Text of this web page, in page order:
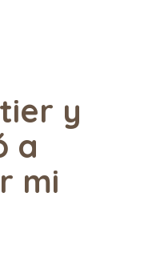
y
a
mi